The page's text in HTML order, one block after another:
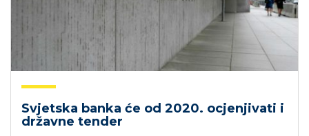
Svjetska banka će od 2020. ocjenjivati i
državne tender